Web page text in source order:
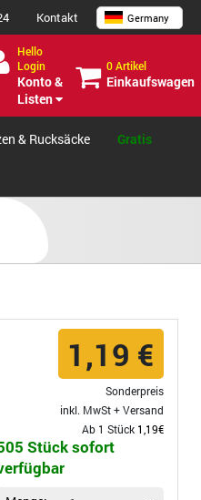
Kontakt Germany
Hello
Login
Konto &
Listen
0 Artikel
Einkaufswagen
& Rucksäcke Gratis
1,19 €
Sonderpreis
inkl. MwSt +Versand
Ab 1 Stück 1,19€
Stück sofort